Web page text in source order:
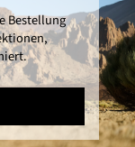
Bestellung